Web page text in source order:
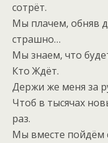
сотрёт.
Мы плачем, обняв
страшно…
Мы знаем, что
Кто Ждёт.
Держи же меня за
Чтоб в тысячах
раз.
Мы вместе пойдём